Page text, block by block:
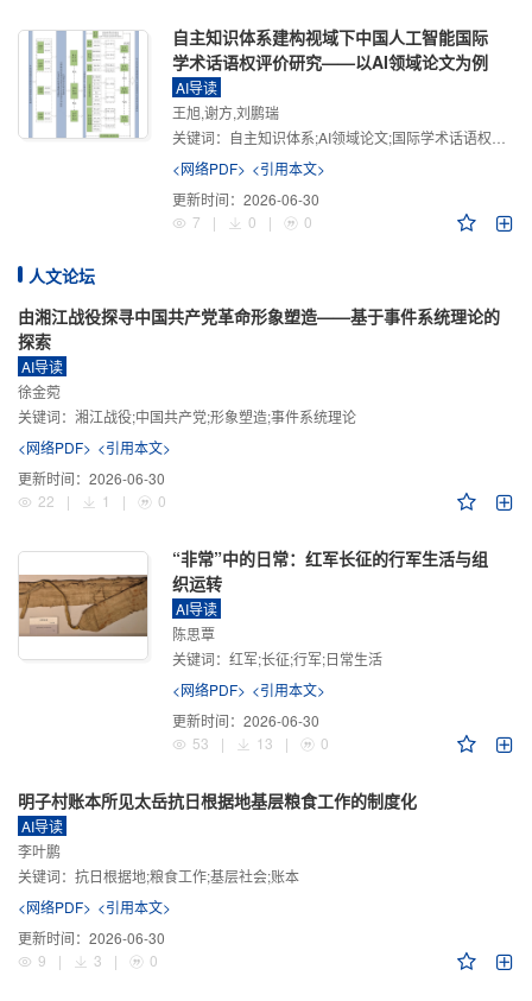
自主知识体系建构视域下中国人工智能国际
学术话语权评价研究——以AI领域论文为例
AI导读
王旭,谢方,刘鹏瑞
关键词： 自主知识体系;AI领域论文;国际学术话语权评价;学术影响力;学术感知力;学术传播力;学术引领力
<网络PDF> <引用本文>
更新时间： 2026-06-30
7
| 0 | 0
人文论坛
由湘江战役探寻中国共产党革命形象塑造——基于事件系统理论的
探索
AI导读
徐金菀
关键词： 湘江战役;中国共产党;形象塑造;事件系统理论
<网络PDF> <引用本文>
更新时间： 2026-06-30
22
| 1 | 0
“非常”中的日常：红军长征的行军生活与组
织运转
AI导读
陈思覃
关键词： 红军;长征;行军;日常生活
<网络PDF> <引用本文>
更新时间： 2026-06-30
53
| 13 | 0
明子村账本所见太岳抗日根据地基层粮食工作的制度化
AI导读
李叶鹏
关键词： 抗日根据地;粮食工作;基层社会;账本
<网络PDF> <引用本文>
更新时间： 2026-06-30
9
| 3 | 0